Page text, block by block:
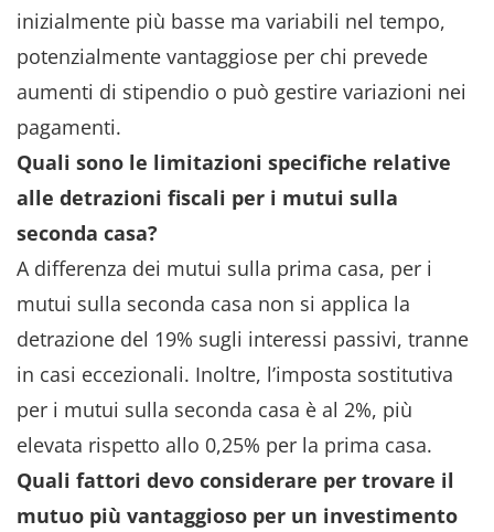
inizialmente più basse ma variabili nel tempo,
potenzialmente vantaggiose per chi prevede
aumenti di stipendio o può gestire variazioni nei
pagamenti.
Quali sono le limitazioni specifiche relative
alle detrazioni fiscali per i mutui sulla
seconda casa?
A differenza dei mutui sulla prima casa, per i
mutui sulla seconda casa non si applica la
detrazione del 19% sugli interessi passivi, tranne
in casi eccezionali. Inoltre, l’imposta sostitutiva
per i mutui sulla seconda casa è al 2%, più
elevata rispetto allo 0,25% per la prima casa.
Quali fattori devo considerare per trovare il
mutuo più vantaggioso per un investimento